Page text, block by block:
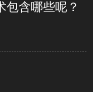
包含哪些呢？